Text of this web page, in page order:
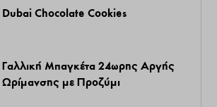
Dubai Chocolate Cookies
Γαλλική Μπαγκέτα 24ωρης Αργής
Ωρίμανσης με Προζύμι